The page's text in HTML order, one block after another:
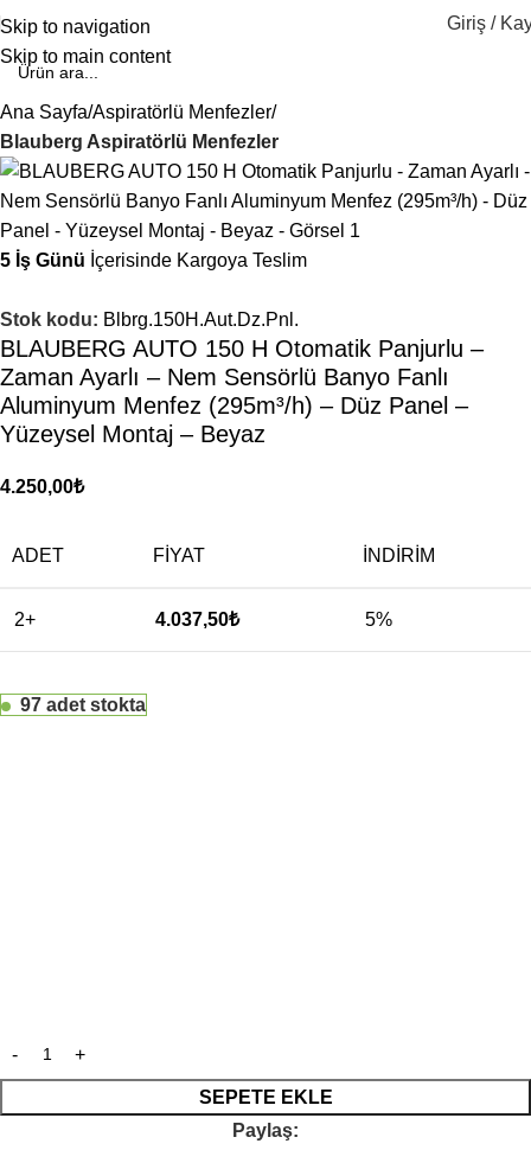
Skip to navigation
Skip to main content
Giriş /
Ana Sayfa Aspiratörlü Menfezler
Blauberg Aspiratörlü Menfezler
5 İş Günü İçerisinde Kargoya Teslim
Stok kodu: Blbrg.150H.Aut.Dz.Pnl.
BLAUBERG AUTO 150 H Otomatik Panjurlu –
Zaman Ayarlı – Nem Sensörlü Banyo Fanlı
Aluminyum Menfez (295m³/h) – Düz Panel –
Yüzeysel Montaj – Beyaz
4.250,00₺
ADET FIYAT İNDIRIM
2+ 4.037,50₺ 5%
97 adet stokta
SEPETE EKLE
Paylaş: